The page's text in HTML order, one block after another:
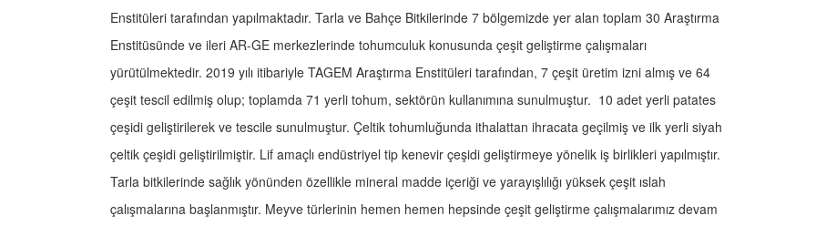
Enstitüleri tarafından yapılmaktadır. Tarla ve Bahçe Bitkilerinde 7 bölgemizde yer alan toplam 30 Araştırma
Enstitüsünde ve ileri AR-GE merkezlerinde tohumculuk konusunda çeşit geliştirme çalışmaları
yürütülmektedir. 2019 yılı itibariyle TAGEM Araştırma Enstitüleri tarafından, 7 çeşit üretim izni almış ve 64
çeşit tescil edilmiş olup; toplamda 71 yerli tohum, sektörün kullanımına sunulmuştur. 10 adet yerli patates
çeşidi geliştirilerek ve tescile sunulmuştur. Çeltik tohumluğunda ithalattan ihracata geçilmiş ve ilk yerli siyah
çeltik çeşidi geliştirilmiştir. Lif amaçlı endüstriyel tip kenevir çeşidi geliştirmeye yönelik iş birlikleri yapılmıştır.
Tarla bitkilerinde sağlık yönünden özellikle mineral madde içeriği ve yarayışlılığı yüksek çeşit ıslah
çalışmalarına başlanmıştır. Meyve türlerinin hemen hemen hepsinde çeşit geliştirme çalışmalarımız devam